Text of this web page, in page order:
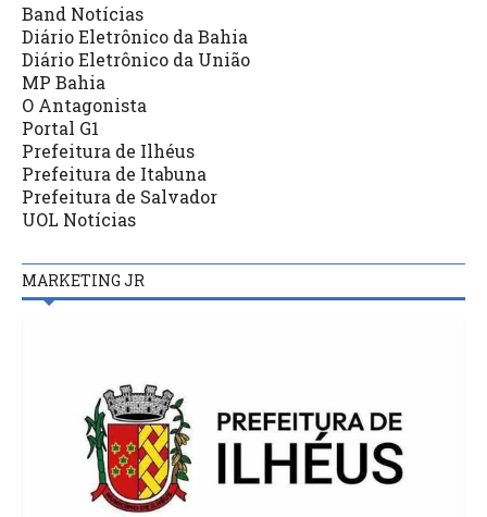
Band Notícias
Diário Eletrônico da Bahia
Diário Eletrônico da União
MP Bahia
O Antagonista
Portal G1
Prefeitura de Ilhéus
Prefeitura de Itabuna
Prefeitura de Salvador
UOL Notícias
MARKETING JR